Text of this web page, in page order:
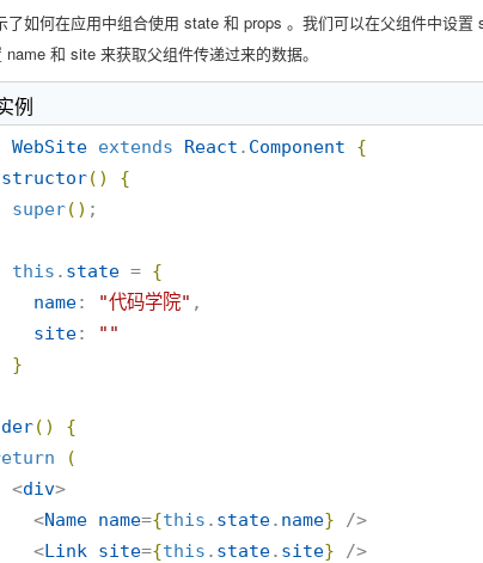
了如何在应用中组合使用 state 和 props 。我们可以在父组件中设
和 site 来获取父组件传递过来的数据。
例
WebSite extends React . Component
{
( )
{
super( ) ;
this . state = {
name: "代码学院" ,
site: " "
}
( )
{
(
      <
div>
        <
Name name={this . state. name} />
        <
Link site={this . state. site} />